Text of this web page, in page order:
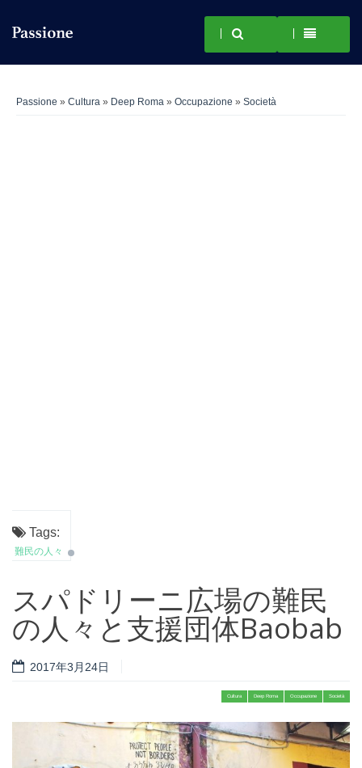
Passione » Cultura » Deep Roma » Occupazione » Società
Tags:
難民の人々
スパドリーニ広場の難民
の人々と支援団体Baobab
2017年3月24日
Cultura Deep Roma Occupazione Società